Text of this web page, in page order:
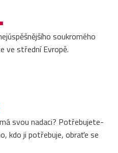
soukromého
ve střední Evropě.
svou nadaci? Potřebujete-
kdo ji potřebuje, obraťe se